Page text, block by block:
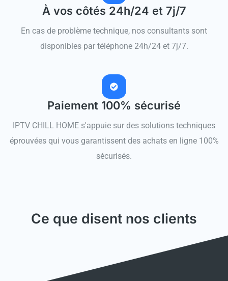
À vos côtés 24h/24 et 7j/7
En cas de problème technique, nos consultants sont
disponibles par téléphone 24h/24 et 7j/7.
Paiement 100% sécurisé
IPTV CHILL HOME s'appuie sur des solutions techniques
éprouvées qui vous garantissent des achats en ligne 100%
sécurisés.
Ce que disent nos clients